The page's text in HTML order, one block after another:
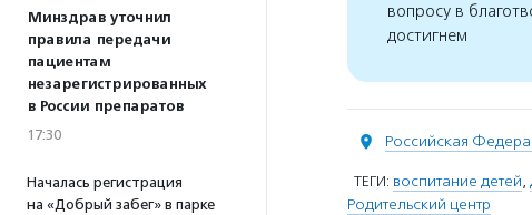
Минздрав уточнил
правила передачи
пациентам
незарегистрированных
в России препаратов
17:30
Началась регистрация
на «Добрый забег» в парке
вопросу в
достигнем
Российская
ТЕГИ: воспитание детей,
Родительский центр